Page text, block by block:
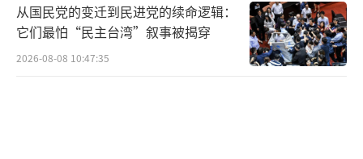
从国民党的变迁到民进党的续命逻辑：
它们最怕“民主台湾”叙事被揭穿
2026-08-08 10:47:35